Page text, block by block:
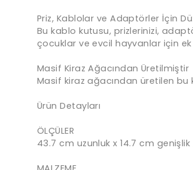
Priz, Kablolar ve Adaptörler İçin
Bu kablo kutusu, prizlerinizi,
çocuklar ve evcil hayvanlar için ek
Masif Kiraz Ağacından Üretilmiştir
Masif kiraz ağacından üretilen
Ürün Detayları
ÖLÇÜLER
43.7 cm uzunluk x 14.7 cm genişlik